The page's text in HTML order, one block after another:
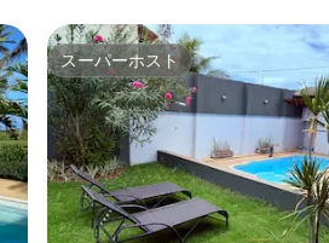
スーパーホスト
スーパーホスト